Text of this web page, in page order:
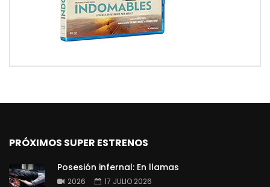
PRÓXIMOS SUPER ESTRENOS
Posesión infernal: En llamas
2026 17 JULIO 2026